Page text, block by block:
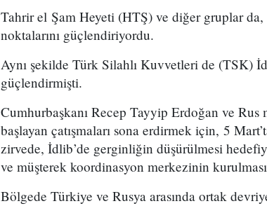
Tahrir el Şam Heyeti (HTŞ) ve diğer gruplar da,
noktalarını güçlendiriyordu.
Aynı şekilde Türk Silahlı Kuvvetleri de (TSK)
güçlendirmişti.
Cumhurbaşkanı Recep Tayyip Erdoğan ve
başlayan çatışmaları sona erdirmek için, 5
zirvede, İdlib’de gerginliğin düşürülmesi
ve müşterek koordinasyon merkezinin
Bölgede Türkiye ve Rusya arasında ortak